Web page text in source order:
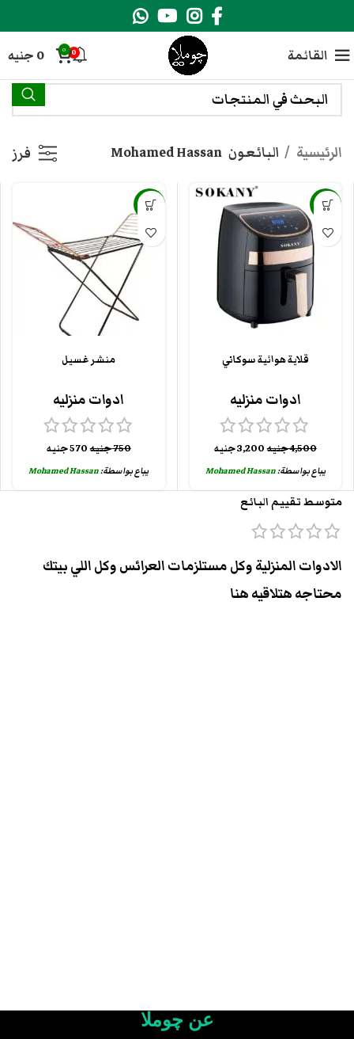
القائمة 0
0
0 جنيه
الرئيسية البائعون Mohamed Hassan فرز
-29%
قلاية هوائية سوكاني
ادوات منزليه
4,500جنيه3,200جنيه
يباع بواسطة:Mohamed Hassan
-24%
منشر غسيل
ادوات منزليه
750جنيه570جنيه
يباع بواسطة:Mohamed Hassan
متوسط تقييم البائع
الادوات المنزلية وكل مستلزمات العرائس وكل اللي بيتك
محتاجه هتلاقيه هنا
عن چوملا